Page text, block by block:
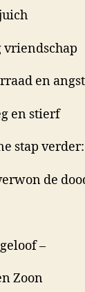
en angst
en stierf
stap verder:
de
–
Zoon